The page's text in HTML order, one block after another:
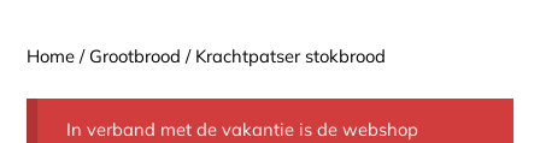
Home / Grootbrood / Krachtpatser stokbrood
In verband met de vakantie is de webshop